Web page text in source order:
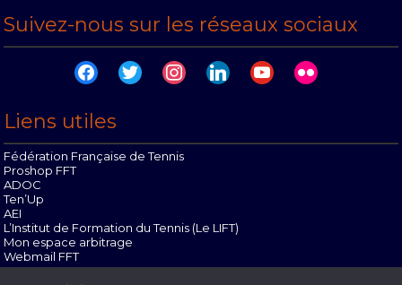
Suivez-nous sur les réseaux sociaux
facebooktwitter instagramlinkedinyoutubeflickr
Liens utiles
Fédération Française de Tennis
Proshop FFT
ADOC
Ten’Up
AEI
L’Institut de Formation du Tennis (Le LIFT)
Mon espace arbitrage
Webmail FFT
Offres d’emploi